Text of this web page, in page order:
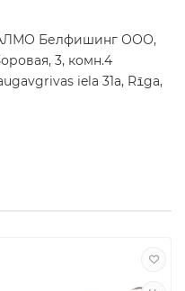
Белфишинг ООО,
3, комн.4
iela 31a, Rīga,